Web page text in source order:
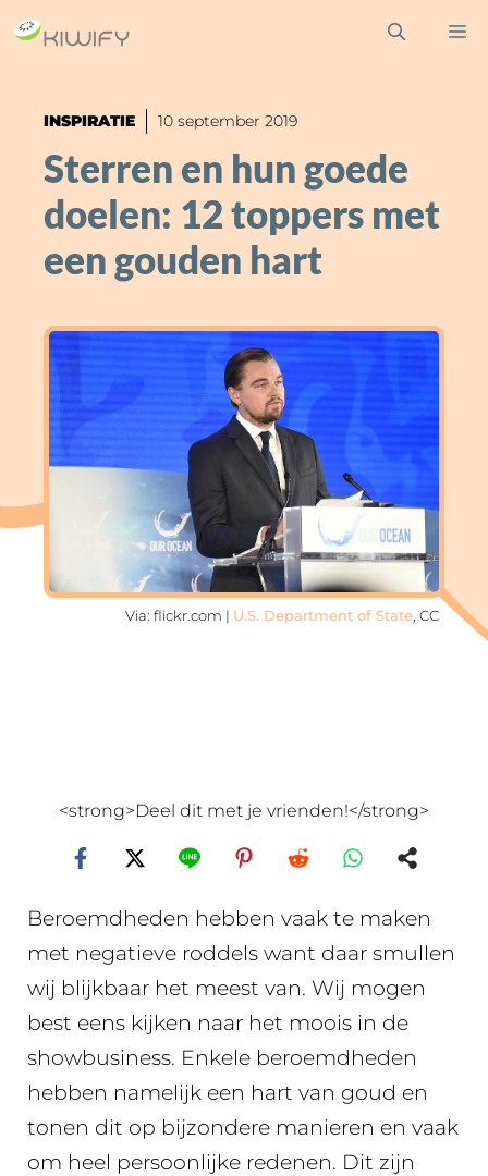
Ga
naar
inhoudINSPIRATIE 10 september 2019
Sterren en hun goede
doelen: 12 toppers met
een gouden hart
Via: flickr.com | U.S. Department of State , CC
<strong>Deel dit met je vrienden!</strong>
Beroemdheden hebben vaak te maken
met negatieve roddels want daar smullen
wij blijkbaar het meest van. Wij mogen
best eens kijken naar het moois in de
showbusiness. Enkele beroemdheden
hebben namelijk een hart van goud en
tonen dit op bijzondere manieren en vaak
om heel persoonlijke redenen. Dit zijn